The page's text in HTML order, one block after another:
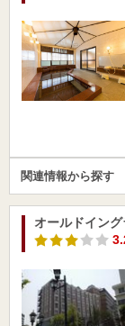
関連情報から探す
オールドイン